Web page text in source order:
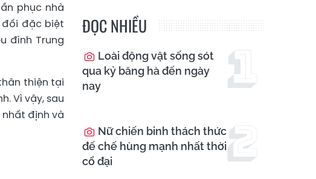
phục nhà
đối đặc biệt
đình Trung
thiện tại
Vì vậy, sau
định và
ĐỌC NHIỀU
Loài động vật sống sót
qua kỷ băng hà đến ngày
nay
Nữ chiến binh thách thức
đế chế hùng mạnh nhất thời
cổ đại